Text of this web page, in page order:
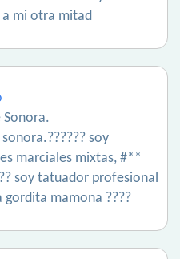
mi otra mitad
Sonora.
soy
marciales mixtas, #**
soy tatuador profesional
gordita mamona ????